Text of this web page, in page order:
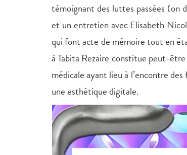
témoignant des luttes passées (on
et un entretien avec Elisabeth
qui font acte de mémoire tout en
à Tabita Rezaire constitue peut-
médicale ayant lieu à l’encontre
une esthétique digitale.